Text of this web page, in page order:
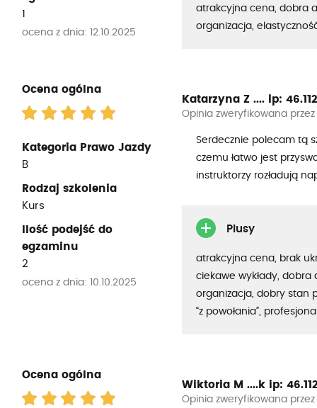
1
ocena z dnia: 12.10.2025
atrakcyjna cena, dobra
organizacja,
Ocena ogólna
Kategoria Prawo Jazdy
B
Rodzaj szkolenia
Kurs
Ilość podejść do
egzaminu
2
ocena z dnia: 10.10.2025
Katarzyna Z .... ip:
Opinia zweryfikowana
Serdecznie polecam tą
czemu łatwo jest
instruktorzy rozładują
Plusy
atrakcyjna cena, brak
ciekawe wykłady,
organizacja, dobry stan
“z powołania”,
Ocena ogólna
Wiktoria M ....k ip:
Opinia zweryfikowana